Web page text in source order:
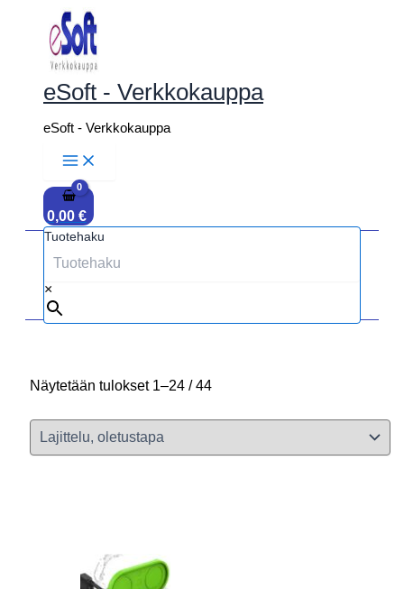
sisältöön
eSoft - Verkkokauppa
eSoft - Verkkokauppa
0,00 €
Tuotehaku
×
Näytetään tulokset 1–24 / 44